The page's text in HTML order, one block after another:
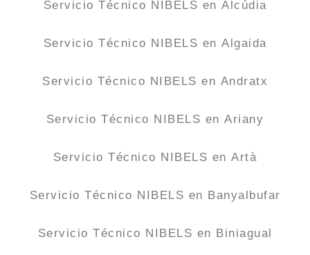
Servicio Técnico NIBELS en Alcúdia
Servicio Técnico NIBELS en Algaida
Servicio Técnico NIBELS en Andratx
Servicio Técnico NIBELS en Ariany
Servicio Técnico NIBELS en Artà
Servicio Técnico NIBELS en Banyalbufar
Servicio Técnico NIBELS en Biniagual